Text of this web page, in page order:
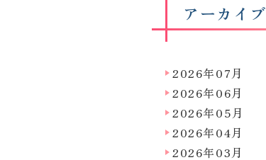
アーカイブ
2026年07月
2026年06月
2026年05月
2026年04月
2026年03月